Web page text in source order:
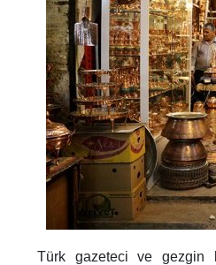
Türk gazeteci ve gezgin